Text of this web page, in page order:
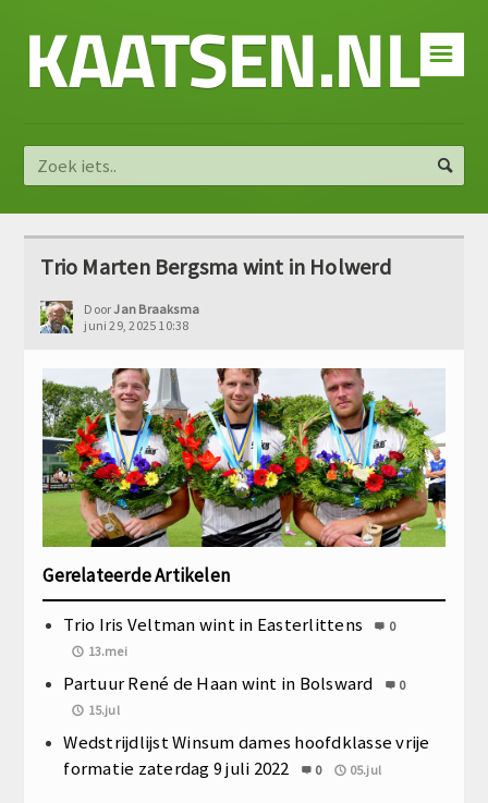
☰
KAATSEN.NL
Trio Marten Bergsma wint in Holwerd
DoorJan Braaksma
juni 29, 2025 10:38
Gerelateerde Artikelen
Trio Iris Veltman wint in Easterlittens
0
13.mei
Partuur René de Haan wint in Bolsward
0
15.jul
Wedstrijdlijst Winsum dames hoofdklasse vrije
formatie zaterdag 9 juli 2022
0 05.jul